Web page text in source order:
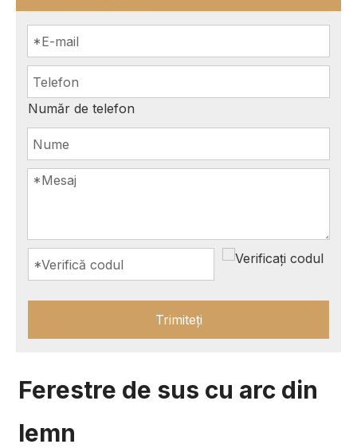
Număr de telefon
Trimiteți
Ferestre de sus cu arc din
lemn